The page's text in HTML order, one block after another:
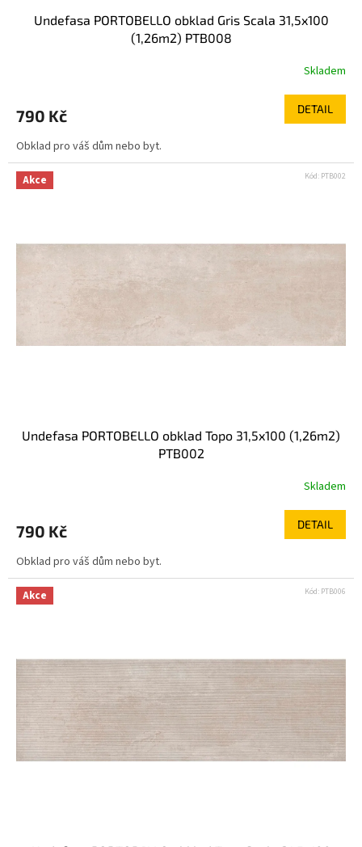
Undefasa PORTOBELLO obklad Gris Scala 31,5x100
(1,26m2) PTB008
Skladem
790 Kč DETAIL
Obklad pro váš dům nebo byt.
Akce
Undefasa PORTOBELLO obklad Topo 31,5x100 (1,26m2)
PTB002
Skladem
790 Kč DETAIL
Obklad pro váš dům nebo byt.
Kód: PTB002
Akce Kód: PTB006